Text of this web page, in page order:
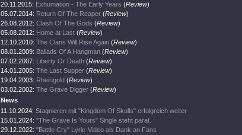
20.11.2015: Exhumation - The Early Years (Review)
05.07.2014: Return Of The Reaper (Review)
26.08.2012: Clash Of The Gods (Review)
05.08.2012: Home at Last (Review)
12.10.2010: The Clans Will Rise Again (Review)
08.01.2009: Ballads Of A Hangman (Review)
07.02.2007: Liberty Or Death (Review)
14.01.2005: The Last Supper (Review)
19.04.2003: Rheingold (Review)
03.02.2002: The Grave Digger (Review)
News
11.10.2024: Stagnieren mit "Kingdom Of Skulls" erfolgreich weiter
15.01.2024: "The Grave Is Yours" Single steht parat.
29.12.2022: "Battle Cry" Lyric-Video als Dank an Fans